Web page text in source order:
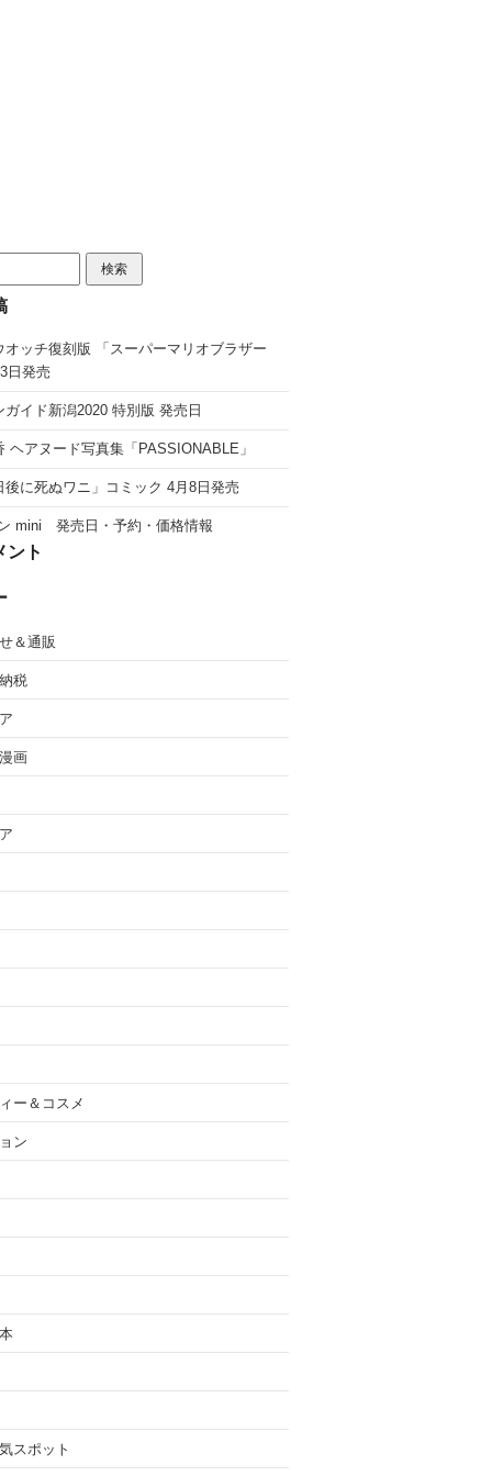
オッチ復刻版 「スーパーマリオブラザー
日発売
ガイド新潟2020 特別版 発売日
ヘアヌード写真集「PASSIONABLE」
後に死ぬワニ」コミック 4月8日発売
mini 発売日・予約・価格情報
ント
＆通販
税
画
ー＆コスメ
ン
スポット